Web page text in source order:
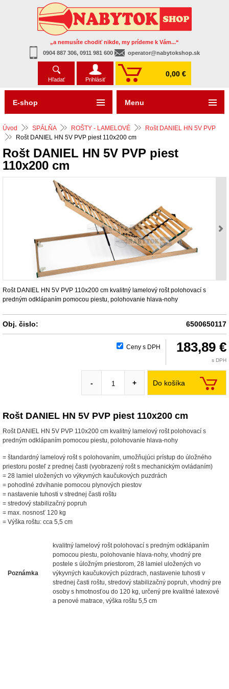
„a nemusíte chodiť nikde, my prídeme k Vám...“
0904 887 306, 0911 981 600
operator@nabytokshop.sk
Hľadať Prihlásiť
0,00 €
Úvod SPÁLŇA ROŠTY - LAMELOVÉ
Rošt DANIEL HN 5V PVP
Rošt DANIEL HN 5V PVP piest 110x200 cm
Rošt DANIEL HN 5V PVP piest
110x200 cm
Rošt DANIEL HN 5V PVP 110x200 cm kvalitný lamelový rošt polohovací s
predným odklápaním pomocou piestu, polohovanie hlava-nohy
Obj. čislo: 6500650117
Ceny s DPH 183,89 €
s DPH
Do košíka
- +
Rošt DANIEL HN 5V PVP piest 110x200 cm
Rošt DANIEL HN 5V PVP 110x200 cm kvalitný lamelový rošt polohovací s
predným odklápaním pomocou piestu, polohovanie hlava-nohy
= štandardný lamelový rošt s polohovaním, umožňujúci prístup do úložného
priestoru posteľ z prednej časti (vyobrazený rošt s mechanickým ovládaním)
= 28 lamiel uložených vo výkyvných kaučukových puzdrách
= pohodlné zdvíhanie pomocou plynových piestov
= nastavenie tuhosti v strednej časti roštu
= stredový stabilizačný popruh
= max. nosnosť 120 kg
= Výška roštu: cca 5,5 cm
Poznámka
kvalitný lamelový rošt polohovací s predným odklápaním
pomocou piestu, polohovanie hlava-nohy, vhodný pre
postele s úložným priestorom, 28 lamiel uložených vo
výkyvných kaučukových púzdrach, nastavenie tuhosti v
strednej časti roštu, stredový stabilizačný popruh, vhodný pre
osoby s hmotnosťou do 120 kg, určený pre kvalitné latexové
a penové matrace, výška roštu 5,5 cm
E-shop Menu